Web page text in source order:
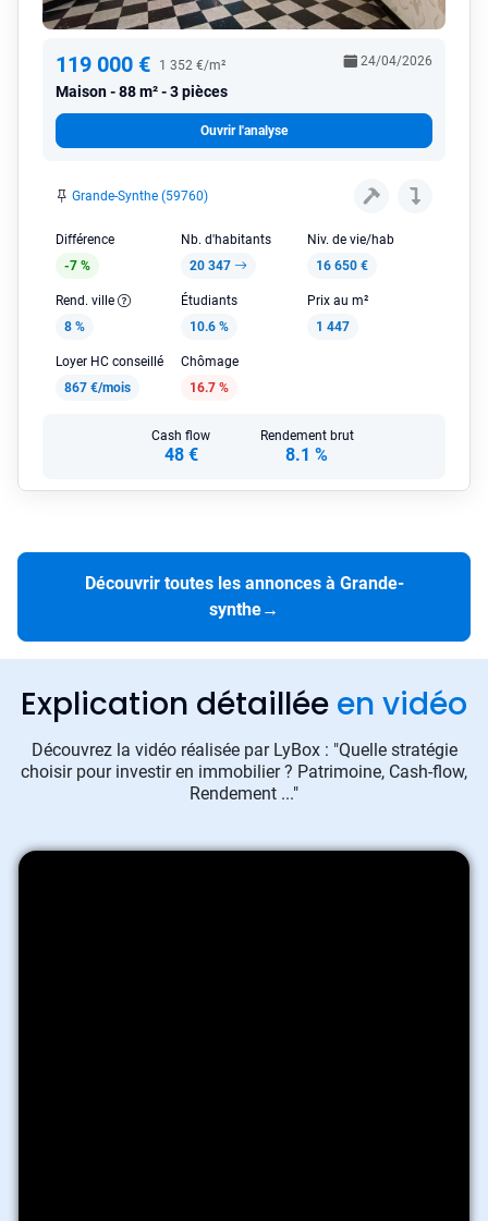
119 000 € 1 352 €/m²
Maison 88 m² - 3 pièces
24/04/2026
Ouvrir l'analyse
Grande-Synthe (59760)
Différence
-7 %
Nb. d'habitants
20 347
Niv. de vie/hab
16 650 €
Rend. ville
8 %
Étudiants
10.6 %
Prix au m²
1 447
Loyer HC conseillé
867 €/mois
Chômage
16.7 %
Cash flow
48 €
Rendement brut
8.1 %
Découvrir toutes les annonces à Grande-
synthe→
Explication détaillée en vidéo
Découvrez la vidéo réalisée par LyBox : "Quelle stratégie
choisir pour investir en immobilier ? Patrimoine, Cash-flow,
Rendement ..."